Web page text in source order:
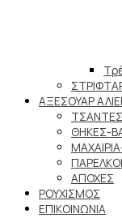
ΑΞΕΣΟΥΑΡ
ΘΗΚΕΣ-
ΑΠΟΧΕΣ
ΡΟΥΧΙΣΜΟΣ
ΕΠΙΚΟΙΝΩΝΙΑ